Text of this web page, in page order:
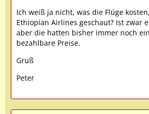
Ich weiß ja nicht, was die Flüge
Ethiopian Airlines geschaut? Ist zwar
aber die hatten bisher immer noch
bezahlbare Preise.
Gruß
Peter